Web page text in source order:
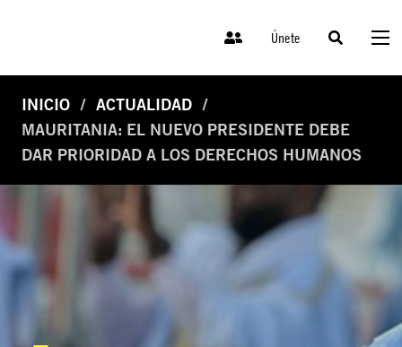
Únete
INICIO
ACTUALIDAD
MAURITANIA: EL NUEVO PRESIDENTE DEBE
DAR PRIORIDAD A LOS DERECHOS HUMANOS